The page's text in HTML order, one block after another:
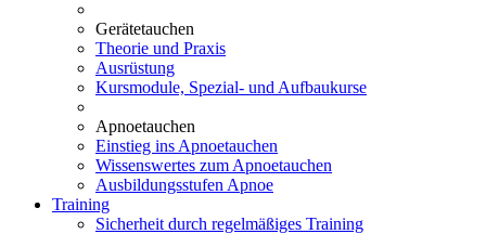
Gerätetauchen
Theorie und Praxis
Ausrüstung
Kursmodule, Spezial- und Aufbaukurse
Apnoetauchen
Einstieg ins Apnoetauchen
Wissenswertes zum Apnoetauchen
Ausbildungsstufen Apnoe
Training
Sicherheit durch regelmäßiges Training